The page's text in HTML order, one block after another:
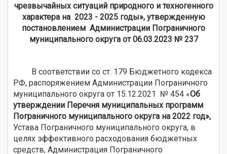
чрезвычайных ситуаций природного и техногенного
характера на 2023 - 2025 годы», утвержденную
постановлением Администрации Пограничного
муниципального округаот 06.03.2023 № 237
В соответствии со ст. 179 Бюджетного кодекса
РФ, распоряжением Администрации Пограничного
муниципального округа от 15.12.2021 № 454 «Об
утверждении Перечня муниципальных программ
Пограничного муниципального округа на 2022 год»,
Устава Пограничного муниципального округа, в
целях эффективного расходования бюджетных
средств, Администрация Пограничного